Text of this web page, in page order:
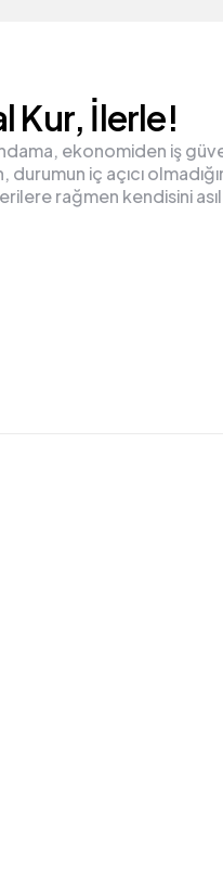
Kur, İlerle!
ekonomiden iş
durumun iç açıcı
rağmen kendisini